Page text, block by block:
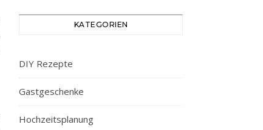
KATEGORIEN
DIY Rezepte
Gastgeschenke
Hochzeitsplanung